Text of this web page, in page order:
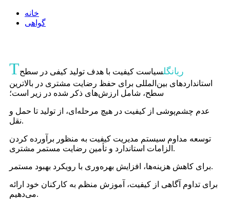
خانه
گواهی
T ریانگلسیاست کیفیت با هدف تولید کیفی در سطح
استانداردهای بین‌المللی برای حفظ رضایت مشتری در بالاترین
سطح، شامل ارزش‌های ذکر شده در زیر است؛
عدم چشم‌پوشی از کیفیت در هیچ مرحله‌ای، از تولید تا حمل و
نقل.
توسعه مداوم سیستم مدیریت کیفیت به منظور برآورده کردن
الزامات استاندارد و تأمین رضایت مستمر مشتری.
برای کاهش هزینه‌ها، افزایش بهره‌وری با رویکرد بهبود مستمر.
برای تداوم آگاهی از کیفیت، آموزش منظم به کارکنان خود ارائه
می‌دهیم.